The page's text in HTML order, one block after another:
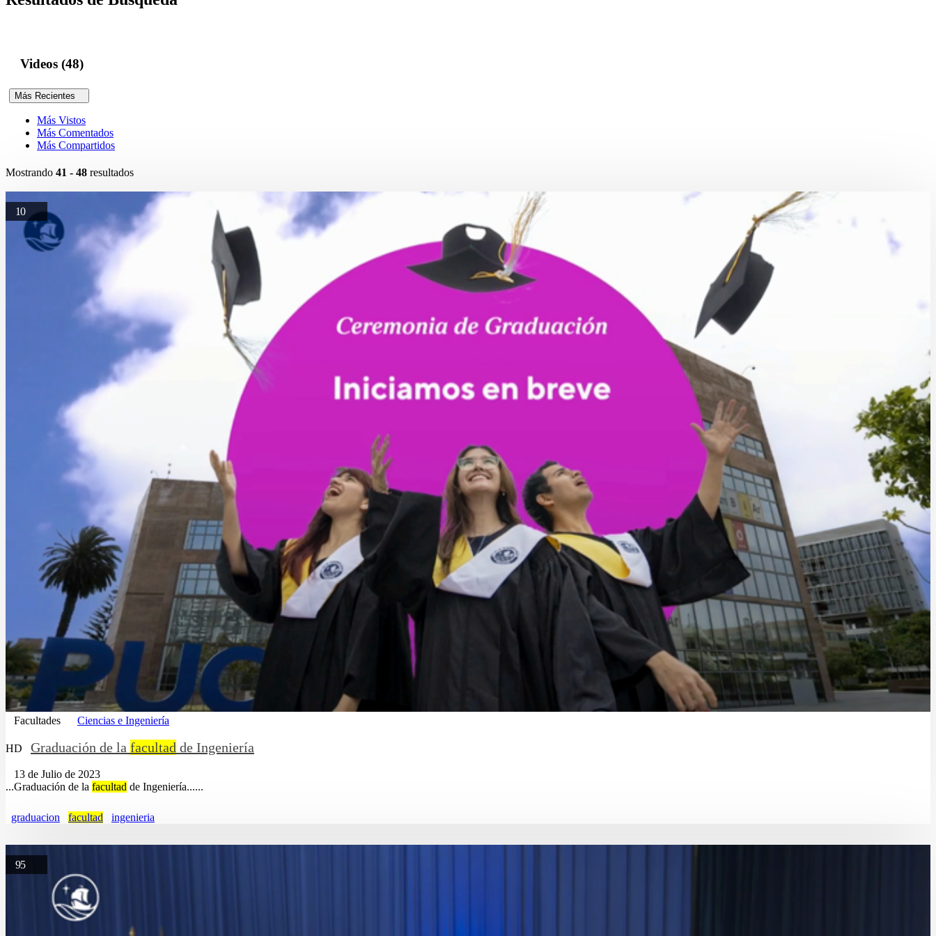
Videos (48)
Más Recientes
Más Vistos
Más Comentados
Más Compartidos
Mostrando 41 - 48 resultados
10
Facultades Ciencias e Ingeniería
HD Graduación de la facultad de Ingeniería
13 de Julio de 2023
...Graduación de la facultad de Ingeniería......
graduacion facultad ingenieria
95